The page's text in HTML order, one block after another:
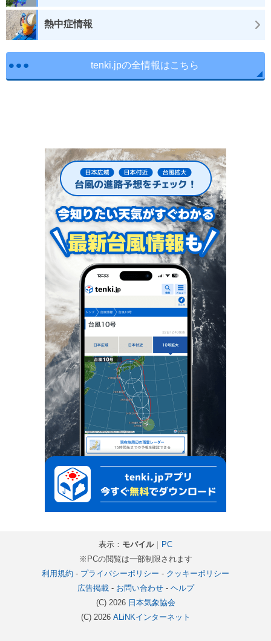
熱中症情報
tenki.jpの全情報はこちら
表示： モバイル｜ PC
※PCの閲覧は一部制限されます
利用規約 - プライバシーポリシー - クッキーポリシー
広告掲載- お問い合わせ- ヘルプ
(C) 2026 日本気象協会
(C) 2026 ALiNKインターネット